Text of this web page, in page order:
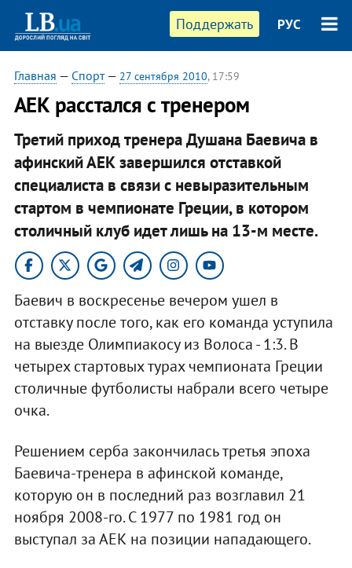
Поддержать РУС
Главная — Спорт— 27 сентября 2010, 17:59
АЕК расстался с тренером
Третий приход тренера Душана Баевича в
афинский АЕК завершился отставкой
специалиста в связи с невыразительным
стартом в чемпионате Греции, в котором
столичный клуб идет лишь на 13-м месте.
Баевич в воскресенье вечером ушел в
отставку после того, как его команда уступила
на выезде Олимпиакосу из Волоса - 1:3. В
четырех стартовых турах чемпионата Греции
столичные футболисты набрали всего четыре
очка.
Решением серба закончилась третья эпоха
Баевича-тренера в афинской команде,
которую он в последний раз возглавил 21
ноября 2008-го. С 1977 по 1981 год он
выступал за АЕК на позиции нападающего.